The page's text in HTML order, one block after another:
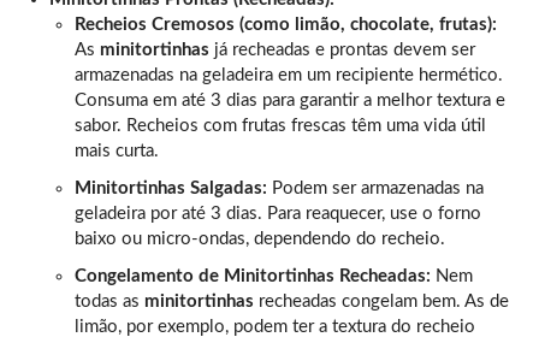
Recheios Cremosos (como limão, chocolate, frutas):
As minitortinhas já recheadas e prontas devem ser
armazenadas na geladeira em um recipiente hermético.
Consuma em até 3 dias para garantir a melhor textura e
sabor. Recheios com frutas frescas têm uma vida útil
mais curta.
Minitortinhas Salgadas: Podem ser armazenadas na
geladeira por até 3 dias. Para reaquecer, use o forno
baixo ou micro-ondas, dependendo do recheio.
Congelamento de Minitortinhas Recheadas: Nem
todas as minitortinhas recheadas congelam bem. As de
limão, por exemplo, podem ter a textura do recheio